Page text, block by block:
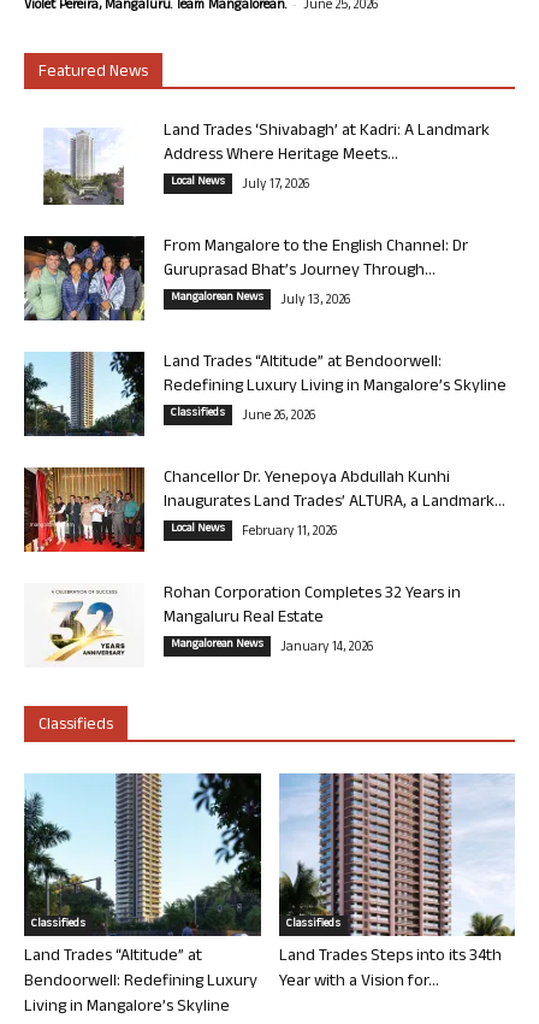
Violet Pereira, Mangaluru. Team Mangalorean. June 25, 2026
Featured News
Land Trades ‘Shivabagh’ at Kadri: A Landmark
Address Where Heritage Meets...
Local News July 17, 2026
From Mangalore to the English Channel: Dr
Guruprasad Bhat’s Journey Through...
Mangalorean News July 13, 2026
Land Trades “Altitude” at Bendoorwell:
Redefining Luxury Living in Mangalore’s Skyline
Classifieds June 26, 2026
Chancellor Dr. Yenepoya Abdullah Kunhi
Inaugurates Land Trades’ ALTURA, a Landmark...
Local News February 11, 2026
Rohan Corporation Completes 32 Years in
Mangaluru Real Estate
Mangalorean News January 14, 2026
Classifieds
Classifieds
Land Trades “Altitude” at
Bendoorwell: Redefining Luxury
Living in Mangalore’s Skyline
Classifieds
Land Trades Steps into its 34th
Year with a Vision for...